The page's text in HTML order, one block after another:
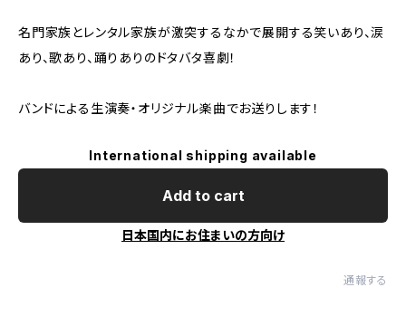
名門家族とレンタル家族が激突するなかで展開する笑いあり、涙
あり、歌あり、踊りありのドタバタ喜劇！
バンドによる生演奏・オリジナル楽曲でお送りします！
International shipping available
Add to cart
日本国内にお住まいの方向け
通報する